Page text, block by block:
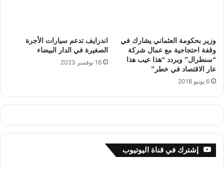
وزير بحكومة العثماني يشارك في
وقفة احتجاجية مع عمال شركة
“سنطرال” ويردد “هذا عيب هذا
عار الاقتصاد في خطر”
6 يونيو 2018
اندرايف تدعم سيارات الأجرة
الصغيرة في الدار البيضاء
16 نوفمبر 2023
إشترك في قناة اليوتيوب